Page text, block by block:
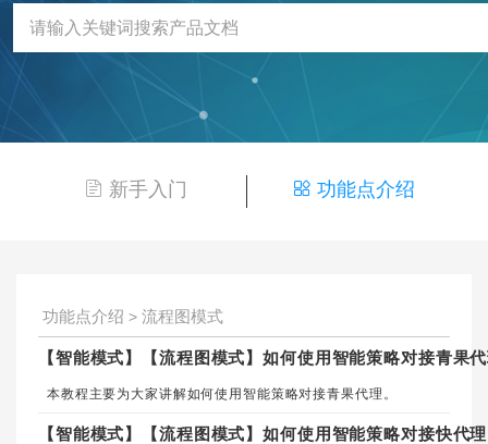
新手入门 功能点介绍
功能点介绍 > 流程图模式
【智能模式】【流程图模式】如何使用智能策略对接青果
本教程主要为大家讲解如何使用智能策略对接青果代理。
【智能模式】【流程图模式】如何使用智能策略对接快代理